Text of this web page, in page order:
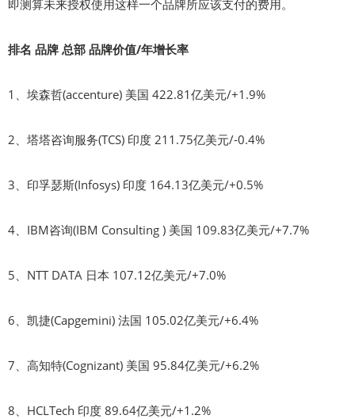
即测算未来授权使用这样一个品牌所应该支付的费用。
排名 品牌 总部 品牌价值/年增长率
1、埃森哲(accenture) 美国 422.81亿美元/+1.9%
2、塔塔咨询服务(TCS) 印度 211.75亿美元/-0.4%
3、印孚瑟斯(Infosys) 印度 164.13亿美元/+0.5%
4、IBM咨询(IBM Consulting ) 美国 109.83亿美元/+7.7%
5、NTT DATA 日本 107.12亿美元/+7.0%
6、凯捷(Capgemini) 法国 105.02亿美元/+6.4%
7、高知特(Cognizant) 美国 95.84亿美元/+6.2%
8、HCLTech 印度 89.64亿美元/+1.2%